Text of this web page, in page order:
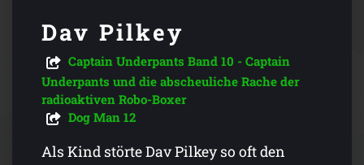
Dav Pilkey
Captain Underpants Band 10 - Captain
Underpants und die abscheuliche Rache der
radioaktiven Robo-Boxer
Dog Man 12
Als Kind störte Dav Pilkey so oft den